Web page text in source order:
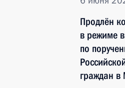
Продлён
в режиме
по
граждан